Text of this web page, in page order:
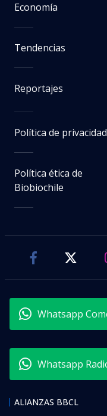
Economía
Tendencias
Reportajes
Política de privacidad
Política ética de
Biobiochile
Whatsapp
Whatsapp
ALIANZAS BBCL